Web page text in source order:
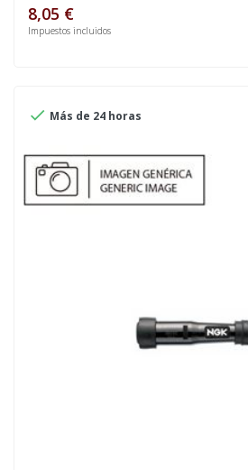
8,05 €
Impuestos incluidos
 Más de 24 horas